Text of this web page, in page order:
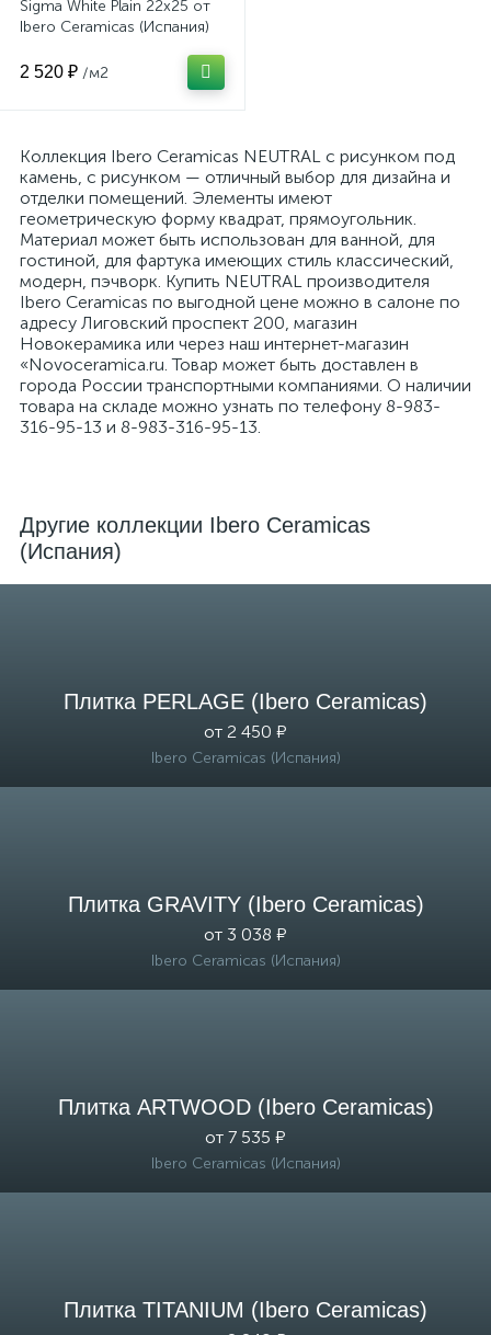
Sigma White Plain 22x25 от
Ibero Ceramicas (Испания)
2 520 ₽ /м2
Коллекция Ibero Ceramicas NEUTRAL с рисунком под
камень, с рисунком — отличный выбор для дизайна и
отделки помещений. Элементы имеют
геометрическую форму квадрат, прямоугольник.
Материал может быть использован для ванной, для
гостиной, для фартука имеющих стиль классический,
модерн, пэчворк. Купить NEUTRAL производителя
Ibero Ceramicas по выгодной цене можно в салоне по
адресу Лиговский проспект 200, магазин
Новокерамика или через наш интернет-магазин
«Novoceramica.ru. Товар может быть доставлен в
города России транспортными компаниями. О наличии
товара на складе можно узнать по телефону 8-983-
316-95-13 и 8-983-316-95-13.
Другие коллекции Ibero Ceramicas
(Испания)
Плитка PERLAGE (Ibero Ceramicas)
от 2 450 ₽
Ibero Ceramicas (Испания)
Плитка GRAVITY (Ibero Ceramicas)
от 3 038 ₽
Ibero Ceramicas (Испания)
Плитка ARTWOOD (Ibero Ceramicas)
от 7 535 ₽
Ibero Ceramicas (Испания)
Плитка TITANIUM (Ibero Ceramicas)